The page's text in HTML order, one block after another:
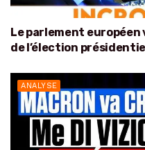
Le parlement européen
de l’élection
ANALYSE